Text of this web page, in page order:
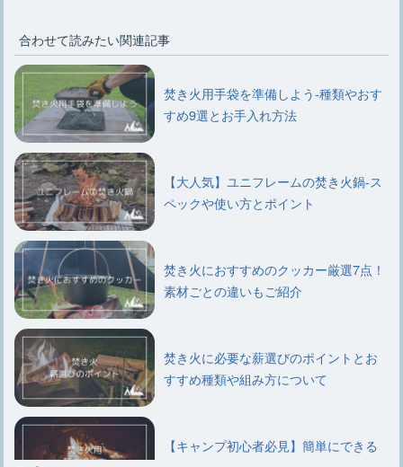
合わせて読みたい関連記事
焚き火用手袋を準備しよう-種類やおす
すめ9選とお手入れ方法
【大人気】ユニフレームの焚き火鍋-ス
ペックや使い方とポイント
焚き火におすすめのクッカー厳選7点！
素材ごとの違いもご紹介
焚き火に必要な薪選びのポイントとお
すすめ種類や組み方について
【キャンプ初心者必見】簡単にできる